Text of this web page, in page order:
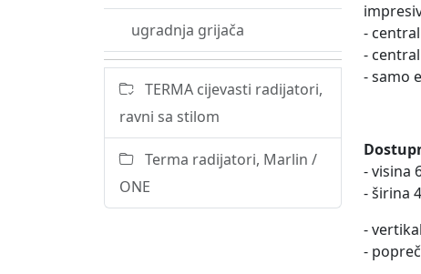
ugradnja grijača
TERMA cijevasti radijatori,
ravni sa stilom
Terma radijatori, Marlin /
ONE
-
-
- samo
- visina
- širina
-
-